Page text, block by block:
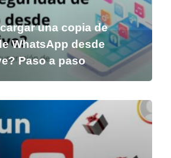
una copia de
WhatsApp desde
Paso a paso